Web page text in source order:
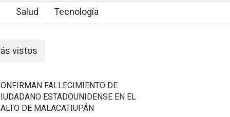
Salud Tecnología
vistos
FALLECIMIENTO DE
ESTADOUNIDENSE EN EL
DE MALACATIUPÁN